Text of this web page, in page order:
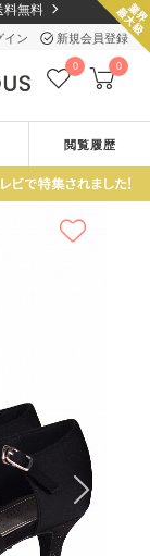
料無料
イン 新規会員登録
0 0
閲覧履歴